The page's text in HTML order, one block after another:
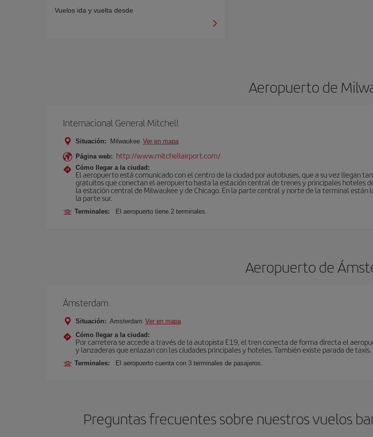
Vuelos ida y vuelta desde
Aeropuerto de
Internacional General Mitchell
Situación: Milwaukee Ver en mapa
Página web: http://www.mitchellairport.com/
Cómo llegar a la ciudad:
El aeropuerto está comunicado con el centro de la ciudad por autobuses, que a su vez llegan
gratuitos que conectan el aeropuerto hasta la estación central de trenes y principales hoteles
la estación central de Milwaukee y de Chicago. En la parte central y norte de la terminal están
la parte sur.
Terminales: El aeropuerto tiene 2 terminales.
Aeropuerto de
Ámsterdam
Situación: Amsterdam Ver en mapa
Cómo llegar a la ciudad:
Por carretera se accede a través de la autopista E19, el tren conecta de forma directa el
y lanzaderas que enlazan con las ciudades principales y hoteles. También existe parada de taxis.
Terminales: El aeropuerto cuenta con 3 terminales de pasajeros.
Preguntas frecuentes sobre nuestros vuelos